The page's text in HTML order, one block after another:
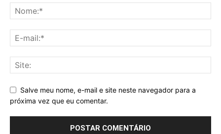
Salve meu nome, e-mail e site neste navegador para a
próxima vez que eu comentar.